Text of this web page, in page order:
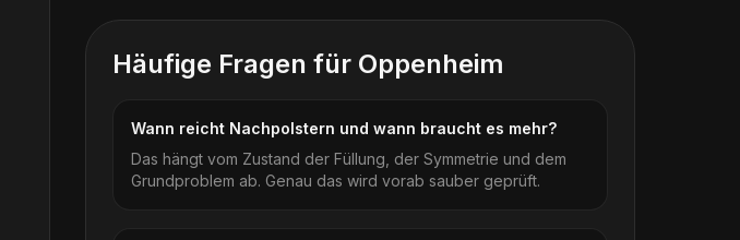
Häufige Fragen für Oppenheim
Wann reicht Nachpolstern und wann braucht es mehr?
Das hängt vom Zustand der Füllung, der Symmetrie und dem
Grundproblem ab. Genau das wird vorab sauber geprüft.